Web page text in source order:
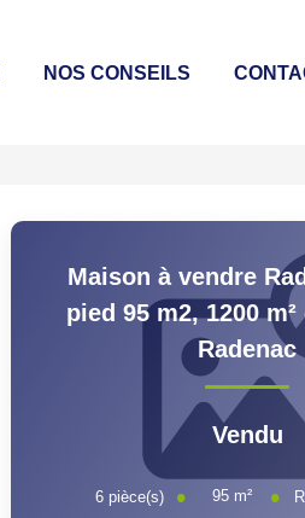
NOS CONSEILS
Maison à vendre
pied 95 m2, 1200
Radenac
Vendu
6 pièce(s) 95 m²